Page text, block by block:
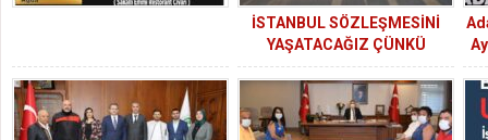
İSTANBUL SÖZLEŞMESİNİ
YAŞATACAĞIZ ÇÜNKÜ
İSTANBUL SÖZLEŞMESİ
YAŞATIR